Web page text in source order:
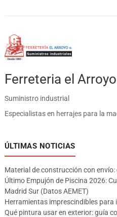
Ferreteria el Arroyo
Suministro industrial
Especialistas en herrajes para la
ÚLTIMAS NOTICIAS
Material de construcción con envío:
Último Empujón de Piscina 2026:
Madrid Sur (Datos AEMET)
Herramientas imprescindibles
Qué pintura usar en exterior: guía